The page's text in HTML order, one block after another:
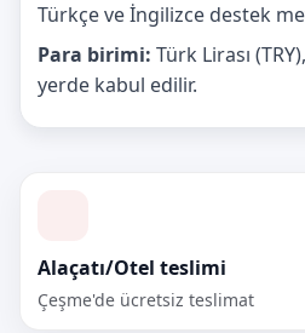
Türkçe ve İngilizce destek
Para birimi: Türk Lirası
yerde kabul edilir.
Alaçatı/Otel teslimi
Çeşme'de ücretsiz teslimat